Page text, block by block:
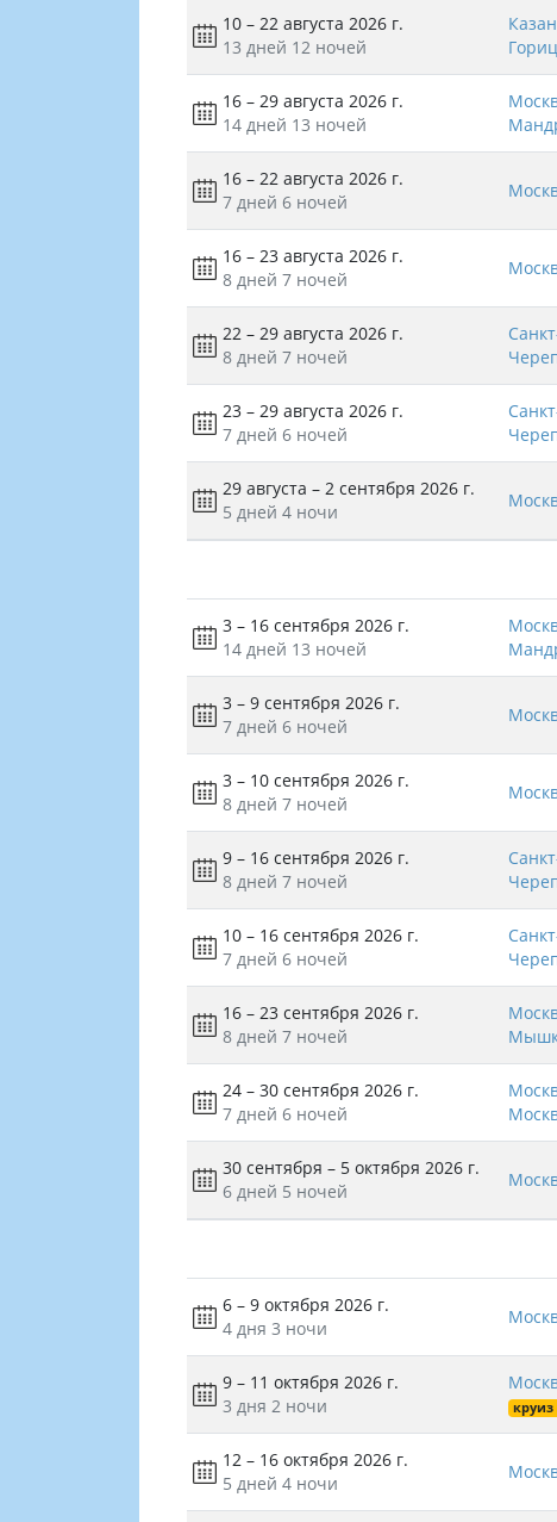
10 – 22 августа 2026 г.
13 дней 12 ночей
16 – 29 августа 2026 г.
14 дней 13 ночей
16 – 22 августа 2026 г.
7 дней 6 ночей
16 – 23 августа 2026 г.
8 дней 7 ночей
22 – 29 августа 2026 г.
8 дней 7 ночей
23 – 29 августа 2026 г.
7 дней 6 ночей
29 августа – 2 сентября 2026 г.
5 дней 4 ночи
3 – 16 сентября 2026 г.
14 дней 13 ночей
3 – 9 сентября 2026 г.
7 дней 6 ночей
3 – 10 сентября 2026 г.
8 дней 7 ночей
9 – 16 сентября 2026 г.
8 дней 7 ночей
10 – 16 сентября 2026 г.
7 дней 6 ночей
16 – 23 сентября 2026 г.
8 дней 7 ночей
24 – 30 сентября 2026 г.
7 дней 6 ночей
30 сентября – 5 октября 2026 г.
6 дней 5 ночей
6 – 9 октября 2026 г.
4 дня 3 ночи
9 – 11 октября 2026 г.
3 дня 2 ночи круиз
12 – 16 октября 2026 г.
5 дней 4 ночи